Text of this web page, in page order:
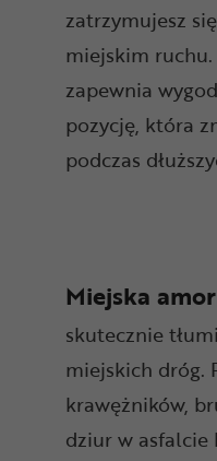
zatrzymujesz
miejskim
zapewnia
pozycję, która
podczas
Miejska
skutecznie
miejskich dróg.
krawężników,
dziur w asfalcie